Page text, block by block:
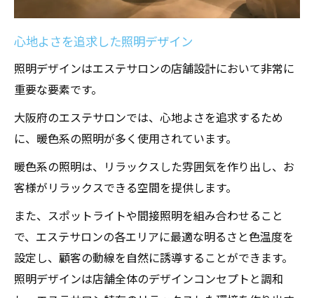
大阪の文化を反映したデザインアイデア
地域の特産品を活用した装飾
大阪の四季を感じられるインテリアテーマ
地元アーティストの作品を取り入れる方法
大阪の歴史を感じさせるデザイン要素
地域住民に愛される空間づくりのコツ
エステサロンの店舗設計で特に重要な要素と
は？
ト
機能性を重視した間取りの工夫
お客様の動線を考えたレイアウト
心地よさを追求した照明デザイン
照明デザインはエステサロンの店舗設計において非常に
重要な要素です。
大阪府のエステサロンでは、心地よさを追求するため
に、暖色系の照明が多く使用されています。
暖色系の照明は、リラックスした雰囲気を作り出し、お
客様がリラックスできる空間を提供します。
また、スポットライトや間接照明を組み合わせること
で、エステサロンの各エリアに最適な明るさと色温度を
設定し、顧客の動線を自然に誘導することができます。
照明デザインは店舗全体のデザインコンセプトと調和